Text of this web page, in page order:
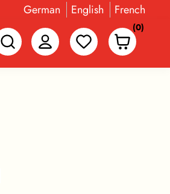
German English French
(0)